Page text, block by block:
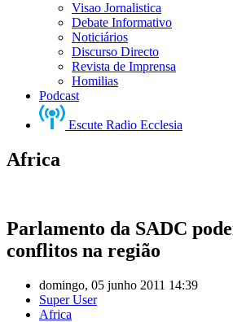
Visao Jornalistica
Debate Informativo
Noticiários
Discurso Directo
Revista de Imprensa
Homilias
Podcast
Escute Radio Ecclesia
Africa
Parlamento da SADC
conflitos na região
domingo, 05 junho 2011 14:39
Super User
Africa